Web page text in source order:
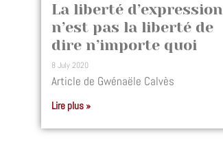
La liberté d’expression
n’est pas la liberté de
dire n’importe quoi
8 July 2020
Article de Gwénaële Calvès
Lire plus »